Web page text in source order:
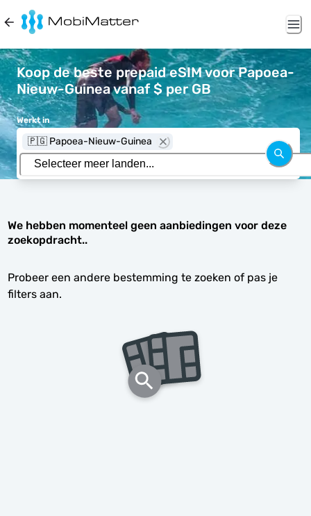
Koop de beste prepaid eSIM voor Papoea-
Nieuw-Guinea vanaf $ per GB
Werkt in
🇵🇬 Papoea-Nieuw-Guinea
We hebben momenteel geen aanbiedingen voor deze
zoekopdracht..
Probeer een andere bestemming te zoeken of pas je
filters aan.